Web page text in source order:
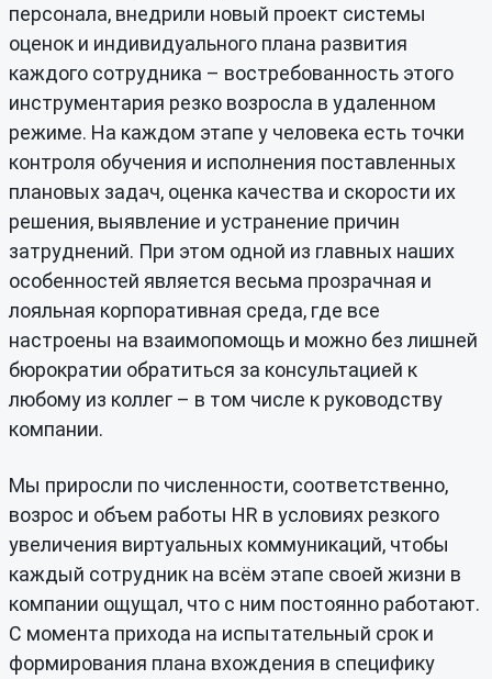
персонала, внедрили новый проект системы
оценок и индивидуального плана развития
каждого сотрудника – востребованность этого
инструментария резко возросла в удаленном
режиме. На каждом этапе у человека есть точки
контроля обучения и исполнения поставленных
плановых задач, оценка качества и скорости их
решения, выявление и устранение причин
затруднений. При этом одной из главных наших
особенностей является весьма прозрачная и
лояльная корпоративная среда, где все
настроены на взаимопомощь и можно без лишней
бюрократии обратиться за консультацией к
любому из коллег – в том числе к руководству
компании.
Мы приросли по численности, соответственно,
возрос и объем работы HR в условиях резкого
увеличения виртуальных коммуникаций, чтобы
каждый сотрудник на всём этапе своей жизни в
компании ощущал, что с ним постоянно работают.
С момента прихода на испытательный срок и
формирования плана вхождения в специфику